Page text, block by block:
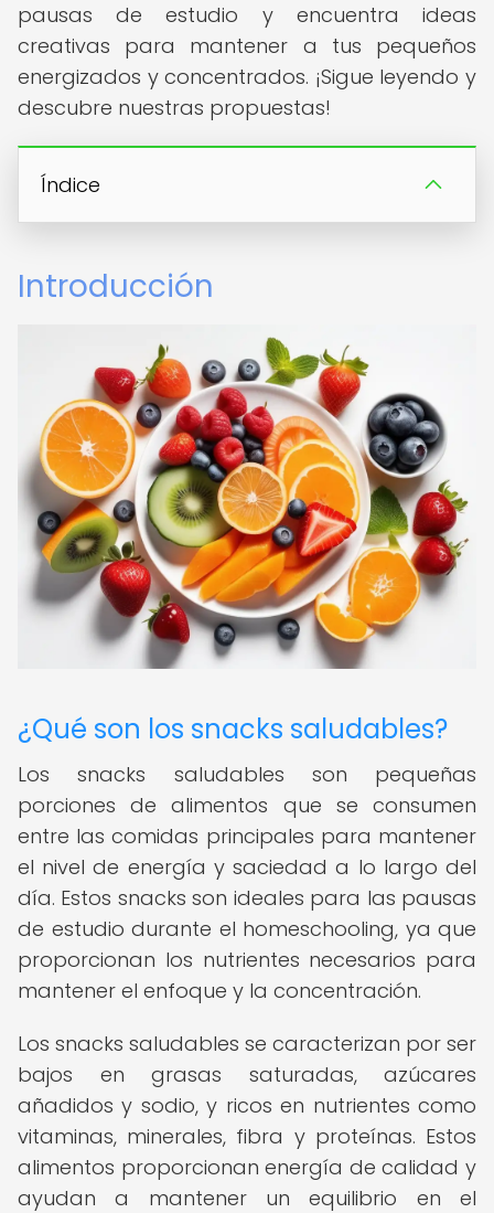
pausas de estudio y encuentra ideas
creativas para mantener a tus pequeños
energizados y concentrados. ¡Sigue leyendo y
descubre nuestras propuestas!
Índice
Introducción
¿Qué son los snacks saludables?
Los snacks saludables son pequeñas
porciones de alimentos que se consumen
entre las comidas principales para mantener
el nivel de energía y saciedad a lo largo del
día. Estos snacks son ideales para las pausas
de estudio durante el homeschooling, ya que
proporcionan los nutrientes necesarios para
mantener el enfoque y la concentración.
Los snacks saludables se caracterizan por ser
bajos en grasas saturadas, azúcares
añadidos y sodio, y ricos en nutrientes como
vitaminas, minerales, fibra y proteínas. Estos
alimentos proporcionan energía de calidad y
ayudan a mantener un equilibrio en el